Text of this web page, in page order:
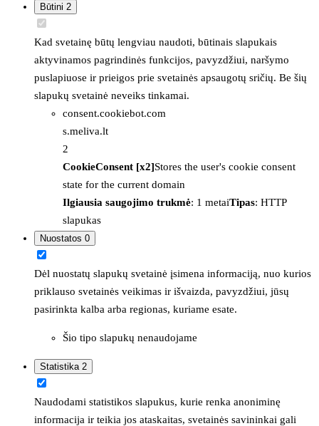
Būtini 2
Kad svetainę būtų lengviau naudoti, būtinais slapukais
aktyvinamos pagrindinės funkcijos, pavyzdžiui, naršymo
puslapiuose ir prieigos prie svetainės apsaugotų sričių. Be šių
slapukų svetainė neveiks tinkamai.
consent.cookiebot.com
s.meliva.lt
2
CookieConsent [x2]Stores the user's cookie consent
state for the current domain
Ilgiausia saugojimo trukmė: 1 metaiTipas: HTTP
slapukas
Nuostatos 0
Dėl nuostatų slapukų svetainė įsimena informaciją, nuo kurios
priklauso svetainės veikimas ir išvaizda, pavyzdžiui, jūsų
pasirinkta kalba arba regionas, kuriame esate.
Šio tipo slapukų nenaudojame
Statistika 2
Naudodami statistikos slapukus, kurie renka anoniminę
informacija ir teikia jos ataskaitas, svetainės savininkai gali